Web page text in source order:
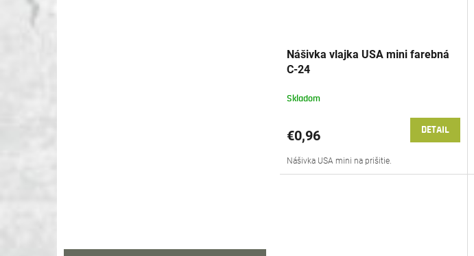
Nášivka vlajka USA mini farebná
C-24
Skladom
€0,96 DETAIL
Nášivka USA mini na prišitie.